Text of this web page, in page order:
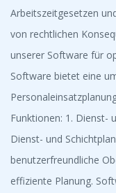
Arbeitszeitgesetzen
von rechtlichen
unserer Software für
Software bietet eine
Funktionen: 1. Dienst-
Dienst- und
benutzerfreundliche
effiziente Planung.